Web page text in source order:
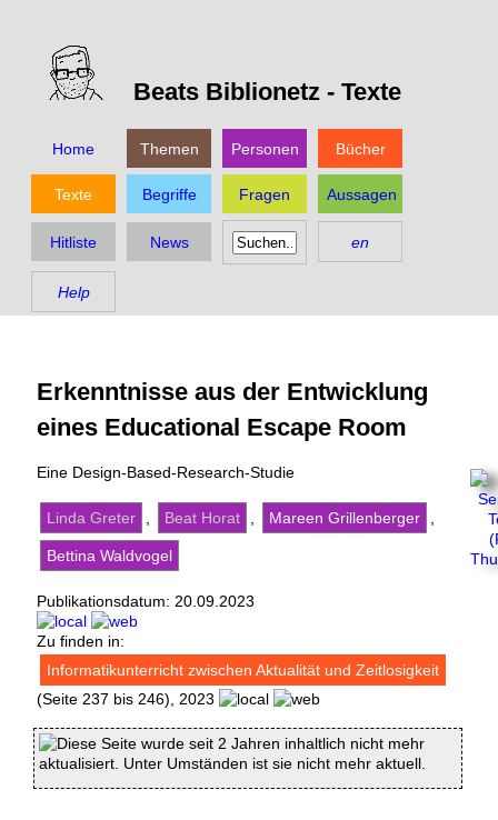
Beats Biblionetz - Texte
Home Themen Personen Bücher
Texte Begriffe Fragen Aussagen
Hitliste News en
Help
Erkenntnisse aus der Entwicklung
eines Educational Escape Room
Eine Design-Based-Research-Studie
Linda Greter Beat Horat Mareen Grillenberger
Bettina Waldvogel
Publikationsdatum: 20.09.2023
Zu finden in:
Informatikunterricht zwischen Aktualität und Zeitlosigkeit
(Seite 237 bis 246), 2023
Diese Seite wurde seit 2 Jahren inhaltlich nicht mehr
aktualisiert. Unter Umständen ist sie nicht mehr aktuell.